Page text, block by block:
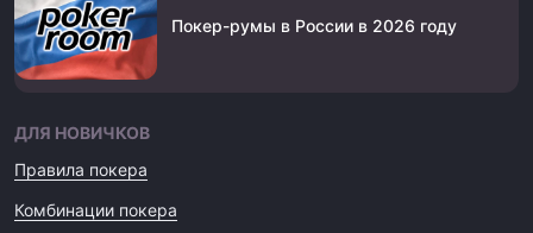
Покер-румы в России в 2026 году
ДЛЯ НОВИЧКОВ
Правила покера
Комбинации покера